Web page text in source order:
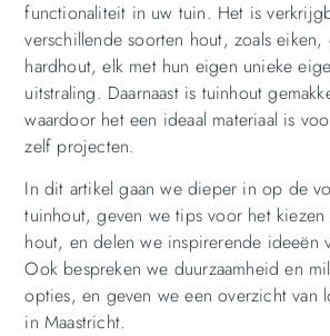
functionaliteit in uw tuin. Het is
verschillende soorten hout, zoals eiken,
hardhout, elk met hun eigen unieke
uitstraling. Daarnaast is tuinhout
waardoor het een ideaal materiaal is
zelf projecten.
In dit artikel gaan we dieper in op de
tuinhout, geven we tips voor het kiezen
hout, en delen we inspirerende ideeën
Ook bespreken we duurzaamheid en
opties, en geven we een overzicht van
in Maastricht.